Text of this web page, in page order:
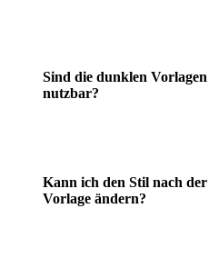
Sind die dunklen Vorlagen
nutzbar?
Kann ich den Stil nach
Vorlage ändern?